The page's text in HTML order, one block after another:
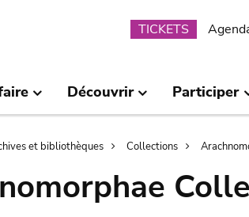
Submenu
TICKETS
Découvrir Participer
et bibliothèques Collections